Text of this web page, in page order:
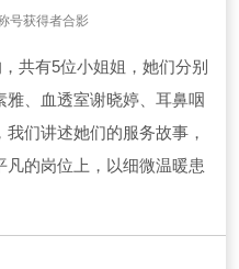
号获得者合影
共有5位小姐姐，她们分别
、血透室谢晓婷、耳鼻咽
们讲述她们的服务故事，
的岗位上，以细微温暖患